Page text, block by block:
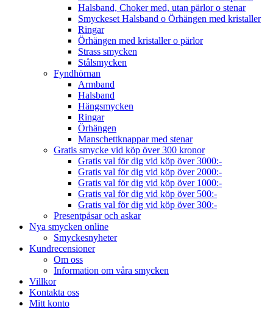
Halsband, Choker med, utan pärlor o stenar
Smyckeset Halsband o Örhängen med kristaller
Ringar
Örhängen med kristaller o pärlor
Strass smycken
Stålsmycken
Fyndhörnan
Armband
Halsband
Hängsmycken
Ringar
Örhängen
Manschettknappar med stenar
Gratis smycke vid köp över 300 kronor
Gratis val för dig vid köp över 3000:-
Gratis val för dig vid köp över 2000:-
Gratis val för dig vid köp över 1000:-
Gratis val för dig vid köp över 500:-
Gratis val för dig vid köp över 300:-
Presentpåsar och askar
Nya smycken online
Smyckesnyheter
Kundrecensioner
Om oss
Information om våra smycken
Villkor
Kontakta oss
Mitt konto